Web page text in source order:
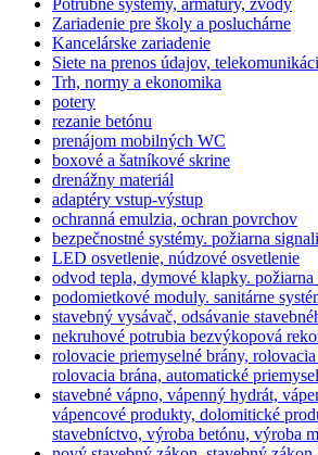
Zariadenie pre školy a posluchárne
Kancelárske zariadenie
Siete na prenos údajov,
Trh, normy a ekonomika
potery
rezanie betónu
prenájom mobilných WC
boxové a šatníkové skrine
drenážny materiál
adaptéry vstup-výstup
ochranná emulzia, ochran povrchov
bezpečnostné systémy. požiarna
LED osvetlenie, núdzové osvetlenie
odvod tepla, dymové klapky. požiarna
podomietkové moduly. sanitárne
stavebný vysávač, odsávanie
nekruhové potrubia bezvýkopová
rolovacie priemyselné brány,
rolovacia brána, automatické
stavebné vápno, vápenný hydrát,
vápencové produkty, dolomitické
stavebníctvo, výroba betónu, výroba